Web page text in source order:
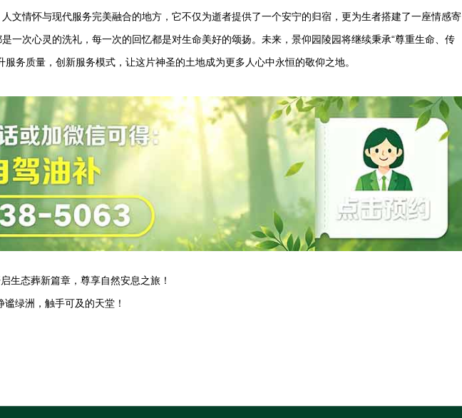
人文情怀与现代服务完美融合的地方，它不仅为逝者提供了一个安宁的归宿，更为生者搭建了一座情感寄
一次心灵的洗礼，每一次的回忆都是对生命美好的颂扬。未来， 景仰园陵园将继续秉承“尊重生命、传
务质量，创新服务模式，让这片神圣的土地成为更多人心中永恒的敬仰之地。
生态葬新篇章，尊享自然安息之旅！
绿洲，触手可及的天堂！‌